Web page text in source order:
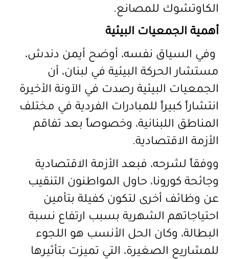
الكاوتشوك للمصانع.
أهمية الجمعيات البيئية
وفي السياق نفسه، أوضح أيمن دندش،
مستشار الحركة البيئية في لبنان، أن
الجمعيات البيئية رصدت في الآونة الأخيرة
انتشاراً كبيراً للمبادرات الفردية في مختلف
المناطق اللبنانية، وخصوصاً بعد تفاقم
الأزمة الاقتصادية.
ووفقاً لشرحه، فبعد الأزمة الاقتصادية
وجائحة كورونا، حاول المواطنون التنقيب
عن وظائف أخرى لتكون كفيلة بتأمين
احتياجاتهم الشهرية بسبب ارتفاع نسبة
البطالة، وكان الحل الأنسب هو اللجوء
للمشاريع الصغيرة، التي تميزت بتأثيرها